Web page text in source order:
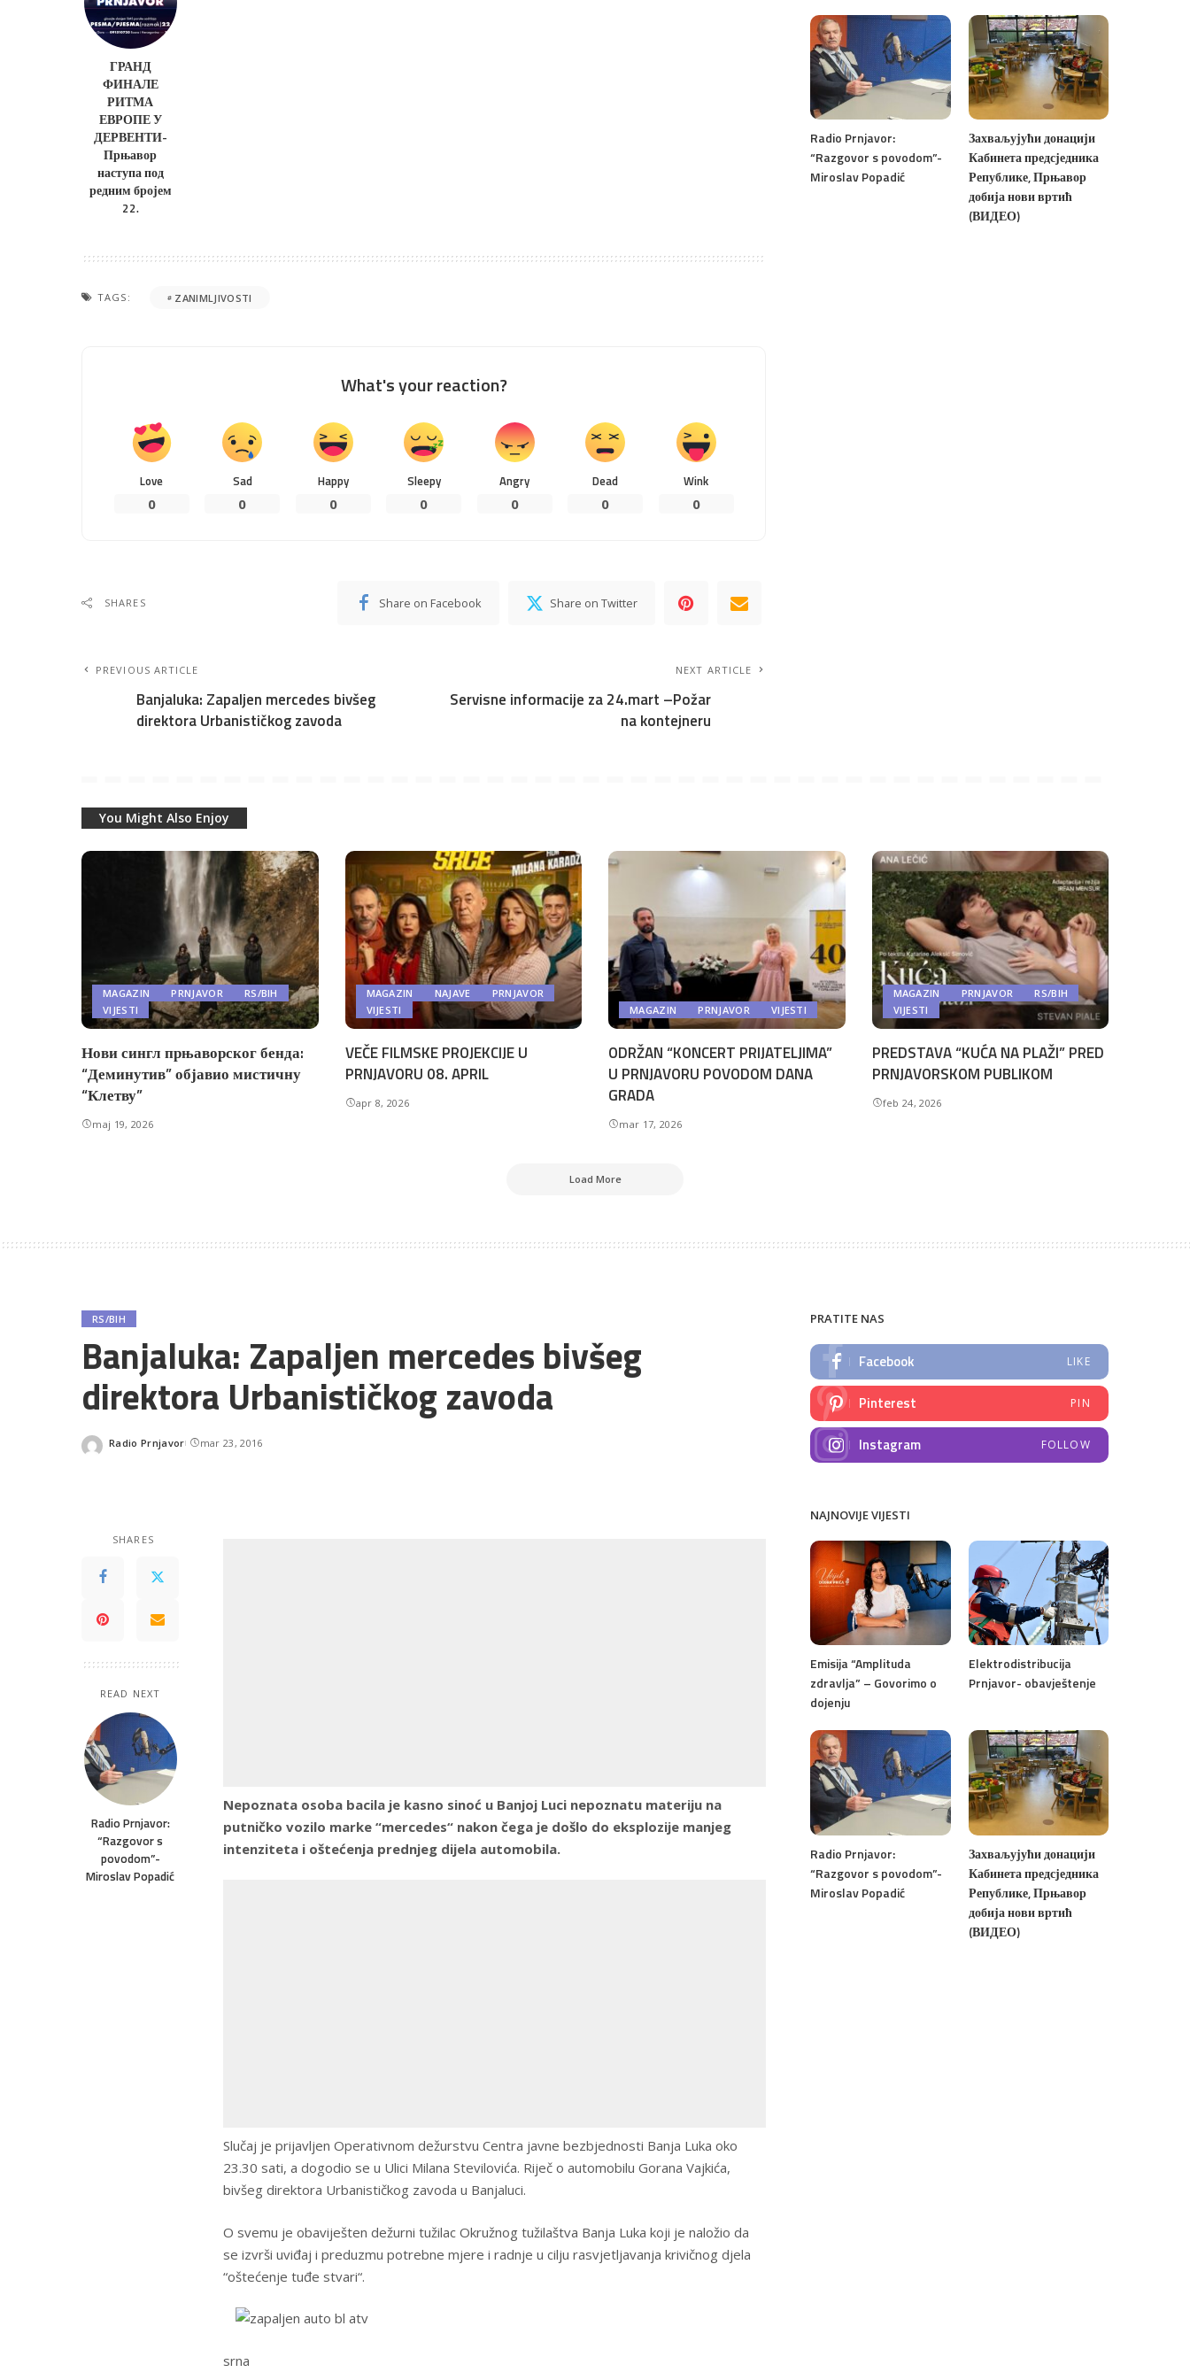
ГРАНД
ФИНАЛЕ
РИТМА
ЕВРОПЕ У
ДЕРВЕНТИ-
Прњавор
наступа под
редним бројем
22.
TAGS: ZANIMLJIVOSTI
What's your reaction?
Love
0
Sad
0
Happy
0
Sleepy
0
Angry
0
Dead
0
Wink
0
SHARES Share on Facebook Share on Twitter
PREVIOUS ARTICLE
Banjaluka: Zapaljen mercedes bivšeg
direktora Urbanističkog zavoda
NEXT ARTICLE
Servisne informacije za 24.mart –Požar
na kontejneru
Radio Prnjavor:
“Razgovor s povodom”-
Miroslav Popadić
Захваљујући донацији
Кабинета предсједника
Републике, Прњавор
добија нови вртић
(ВИДЕО)
You Might Also Enjoy
MAGAZIN PRNJAVOR
RS/BIH
VIJESTI
Нови сингл прњаворског бенда:
“Деминутив” објавио мистичну
“Клетву”
maj 19, 2026
MAGAZIN NAJAVE
PRNJAVOR
VIJESTI
VEČE FILMSKE PROJEKCIJE U
PRNJAVORU 08. APRIL
apr 8, 2026
MAGAZIN PRNJAVOR VIJESTI
ODRŽAN “KONCERT PRIJATELJIMA”
U PRNJAVORU POVODOM DANA
GRADA
mar 17, 2026
MAGAZIN PRNJAVOR
RS/BIH
VIJESTI
PREDSTAVA “KUĆA NA PLAŽI” PRED
PRNJAVORSKOM PUBLIKOM
feb 24, 2026
Load More
RS/BIH
Banjaluka: Zapaljen mercedes bivšeg
direktora Urbanističkog zavoda
Posted
Radio Prnjavor mar 23, 2016
SHARES
READ NEXT
Radio Prnjavor:
“Razgovor s
povodom”-
Miroslav Popadić
Nepoznata osoba bacila je kasno sinoć u Banjoj Luci nepoznatu materiju na
putničko vozilo marke “mercedes“ nakon čega je došlo do eksplozije manjeg
intenziteta i oštećenja prednjeg dijela automobila.
Slučaj je prijavljen Operativnom dežurstvu Centra javne bezbjednosti Banja Luka oko
23.30 sati, a dogodio se u Ulici Milana Stevilovića. Riječ o automobilu Gorana Vajkića,
bivšeg direktora Urbanističkog zavoda u Banjaluci.
O svemu je obaviješten dežurni tužilac Okružnog tužilaštva Banja Luka koji je naložio da
se izvrši uviđaj i preduzmu potrebne mjere i radnje u cilju rasvjetljavanja krivičnog djela
“oštećenje tuđe stvari“.
srna
PRATITE NAS
Facebook LIKE
Pinterest PIN
Instagram FOLLOW
NAJNOVIJE VIJESTI
Emisija “Amplituda
zdravlja” – Govorimo o
dojenju
Elektrodistribucija
Prnjavor- obavještenje
Radio Prnjavor:
“Razgovor s povodom”-
Miroslav Popadić
Захваљујући донацији
Кабинета предсједника
Републике, Прњавор
добија нови вртић
(ВИДЕО)